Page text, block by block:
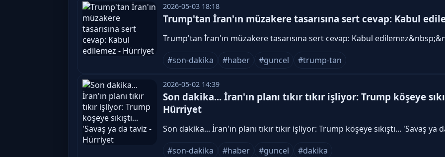
2026-05-03 18:18
Trump'tan İran'ın müzakere tasarısına sert cevap: Kabul
Trump'tan İran'ın müzakere tasarısına sert cevap: Kabul
#son-dakika
#haber #guncel #trump-tan
2026-05-02 14:39
Son dakika... İran'ın planı tıkır tıkır işliyor: Trump köşeye
Hürriyet
Son dakika... İran'ın planı tıkır tıkır işliyor: Trump köşeye sıkıştı... 'Savaş
#son-dakika
#haber #guncel #dakika